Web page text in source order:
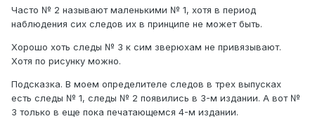
Часто № 2 называют маленькими № 1, хотя в период
наблюдения сих следов их в принципе не может быть.
Хорошо хоть следы № 3 к сим зверюхам не привязывают.
Хотя по рисунку можно.
Подсказка. В моем определителе следов в трех выпусках
есть следы № 1, следы № 2 появились в 3-м издании. А вот №
3 только в еще пока печатающемся 4-м издании.